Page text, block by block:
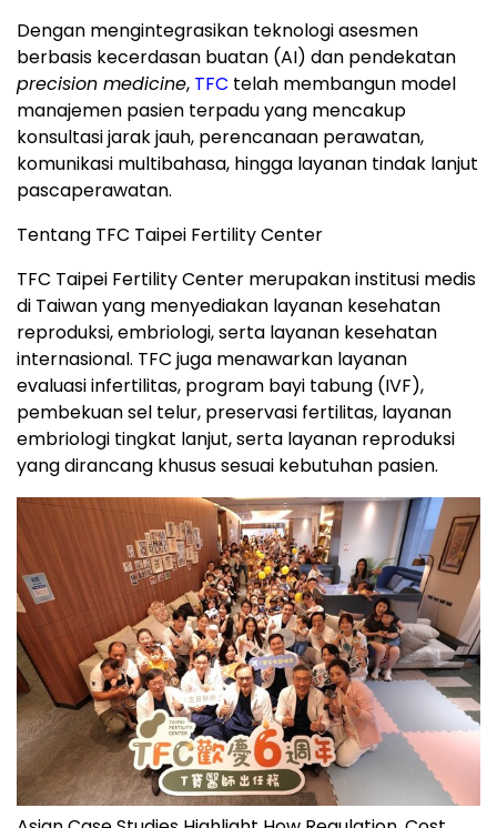
Dengan mengintegrasikan teknologi asesmen
berbasis kecerdasan buatan (AI) dan pendekatan
precision medicine, TFC telah membangun model
manajemen pasien terpadu yang mencakup
konsultasi jarak jauh, perencanaan perawatan,
komunikasi multibahasa, hingga layanan tindak lanjut
pascaperawatan.
Tentang TFC Taipei Fertility Center
TFC Taipei Fertility Center merupakan institusi medis
di Taiwan yang menyediakan layanan kesehatan
reproduksi, embriologi, serta layanan kesehatan
internasional. TFC juga menawarkan layanan
evaluasi infertilitas, program bayi tabung (IVF),
pembekuan sel telur, preservasi fertilitas, layanan
embriologi tingkat lanjut, serta layanan reproduksi
yang dirancang khusus sesuai kebutuhan pasien.